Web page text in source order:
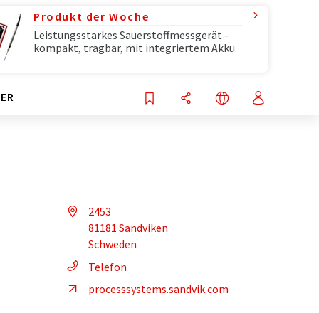
Produkt der Woche
Leistungsstarkes Sauerstoffmessgerät -
kompakt, tragbar, mit integriertem Akku
2453
81181 Sandviken
Schweden
Telefon
processsystems.sandvik.com